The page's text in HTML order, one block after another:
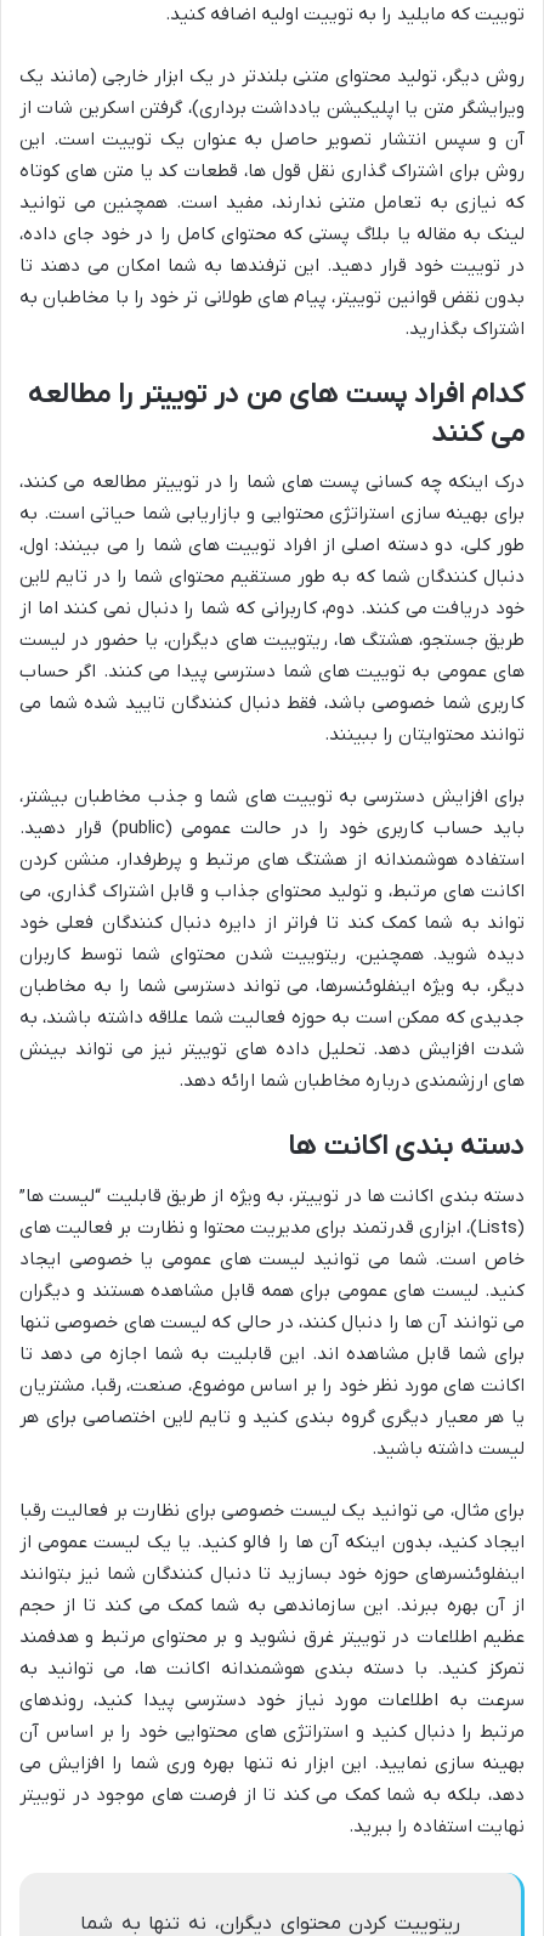
توییت که مایلید را به توییت اولیه اضافه کنید.
روش دیگر، تولید محتوای متنی بلندتر در یک ابزار خارجی (مانند یک
ویرایشگر متن یا اپلیکیشن یادداشت برداری)، گرفتن اسکرین شات از
آن و سپس انتشار تصویر حاصل به عنوان یک توییت است. این
روش برای اشتراک گذاری نقل قول ها، قطعات کد یا متن های کوتاه
که نیازی به تعامل متنی ندارند، مفید است. همچنین می توانید
لینک به مقاله یا بلاگ پستی که محتوای کامل را در خود جای داده،
در توییت خود قرار دهید. این ترفندها به شما امکان می دهند تا
بدون نقض قوانین توییتر، پیام های طولانی تر خود را با مخاطبان به
اشتراک بگذارید.
کدام افراد پست های من در توییتر را مطالعه
می کنند
درک اینکه چه کسانی پست های شما را در توییتر مطالعه می کنند،
برای بهینه سازی استراتژی محتوایی و بازاریابی شما حیاتی است. به
طور کلی، دو دسته اصلی از افراد توییت های شما را می بینند: اول،
دنبال کنندگان شما که به طور مستقیم محتوای شما را در تایم لاین
خود دریافت می کنند. دوم، کاربرانی که شما را دنبال نمی کنند اما از
طریق جستجو، هشتگ ها، ریتوییت های دیگران، یا حضور در لیست
های عمومی به توییت های شما دسترسی پیدا می کنند. اگر حساب
کاربری شما خصوصی باشد، فقط دنبال کنندگان تایید شده شما می
توانند محتوایتان را ببینند.
برای افزایش دسترسی به توییت های شما و جذب مخاطبان بیشتر،
باید حساب کاربری خود را در حالت عمومی (public) قرار دهید.
استفاده هوشمندانه از هشتگ های مرتبط و پرطرفدار، منشن کردن
اکانت های مرتبط، و تولید محتوای جذاب و قابل اشتراک گذاری، می
تواند به شما کمک کند تا فراتر از دایره دنبال کنندگان فعلی خود
دیده شوید. همچنین، ریتوییت شدن محتوای شما توسط کاربران
دیگر، به ویژه اینفلوئنسرها، می تواند دسترسی شما را به مخاطبان
جدیدی که ممکن است به حوزه فعالیت شما علاقه داشته باشند، به
شدت افزایش دهد. تحلیل داده های توییتر نیز می تواند بینش
های ارزشمندی درباره مخاطبان شما ارائه دهد.
دسته بندی اکانت ها
دسته بندی اکانت ها در توییتر، به ویژه از طریق قابلیت “لیست ها”
(Lists)، ابزاری قدرتمند برای مدیریت محتوا و نظارت بر فعالیت های
خاص است. شما می توانید لیست های عمومی یا خصوصی ایجاد
کنید. لیست های عمومی برای همه قابل مشاهده هستند و دیگران
می توانند آن ها را دنبال کنند، در حالی که لیست های خصوصی تنها
برای شما قابل مشاهده اند. این قابلیت به شما اجازه می دهد تا
اکانت های مورد نظر خود را بر اساس موضوع، صنعت، رقبا، مشتریان
یا هر معیار دیگری گروه بندی کنید و تایم لاین اختصاصی برای هر
لیست داشته باشید.
برای مثال، می توانید یک لیست خصوصی برای نظارت بر فعالیت رقبا
ایجاد کنید، بدون اینکه آن ها را فالو کنید. یا یک لیست عمومی از
اینفلوئنسرهای حوزه خود بسازید تا دنبال کنندگان شما نیز بتوانند
از آن بهره ببرند. این سازماندهی به شما کمک می کند تا از حجم
عظیم اطلاعات در توییتر غرق نشوید و بر محتوای مرتبط و هدفمند
تمرکز کنید. با دسته بندی هوشمندانه اکانت ها، می توانید به
سرعت به اطلاعات مورد نیاز خود دسترسی پیدا کنید، روندهای
مرتبط را دنبال کنید و استراتژی های محتوایی خود را بر اساس آن
بهینه سازی نمایید. این ابزار نه تنها بهره وری شما را افزایش می
دهد، بلکه به شما کمک می کند تا از فرصت های موجود در توییتر
نهایت استفاده را ببرید.
ریتوییت کردن محتوای دیگران، نه تنها به شما